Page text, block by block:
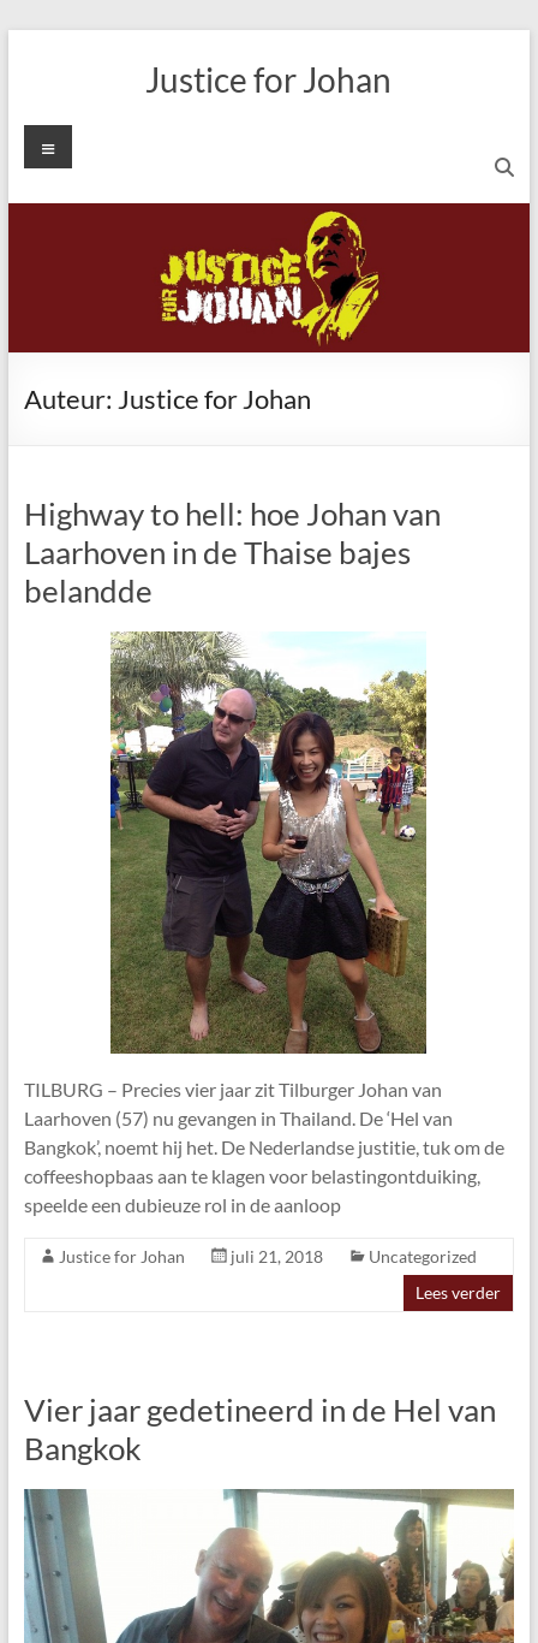
Justice for Johan
Menu
Auteur: Justice for Johan
Highway to hell: hoe Johan van
Laarhoven in de Thaise bajes
belandde
TILBURG – Precies vier jaar zit Tilburger Johan van
Laarhoven (57) nu gevangen in Thailand. De ‘Hel van
Bangkok’, noemt hij het. De Nederlandse justitie, tuk om de
coffeeshopbaas aan te klagen voor belastingontduiking,
speelde een dubieuze rol in de aanloop
Justice for Johan juli 21, 2018
Uncategorized
Lees verder
Vier jaar gedetineerd in de Hel van
Bangkok